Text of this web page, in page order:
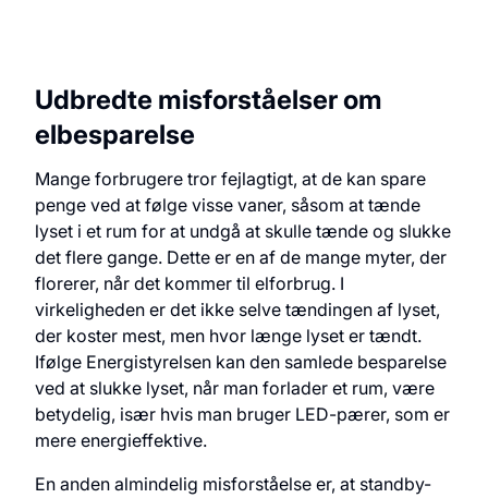
Udbredte misforståelser om
elbesparelse
Mange forbrugere tror fejlagtigt, at de kan spare
penge ved at følge visse vaner, såsom at tænde
lyset i et rum for at undgå at skulle tænde og slukke
det flere gange. Dette er en af de mange myter, der
florerer, når det kommer til elforbrug. I
virkeligheden er det ikke selve tændingen af lyset,
der koster mest, men hvor længe lyset er tændt.
Ifølge Energistyrelsen kan den samlede besparelse
ved at slukke lyset, når man forlader et rum, være
betydelig, især hvis man bruger LED-pærer, som er
mere energieffektive.
En anden almindelig misforståelse er, at standby-